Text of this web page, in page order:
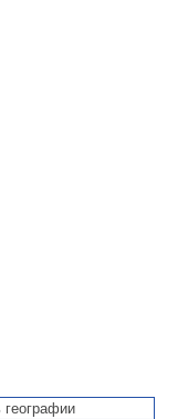
географии